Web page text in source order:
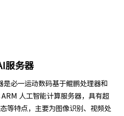
服务器
必一运动数码基于鲲鹏处理器和
人工智能计算服务器，具有超
等特点，主要为图像识别、视频处